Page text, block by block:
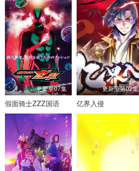
更新至07集
假面骑士ZZZ国语
更新至第02集
亿界入侵